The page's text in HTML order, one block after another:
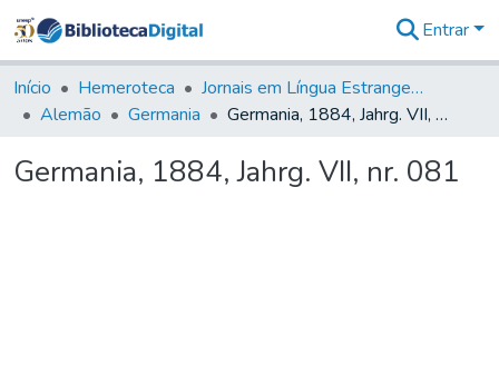
&
Coleções
Tudo na
Digital
Entrar
Início Hemeroteca
Jornais em Língua Estrangeira
Alemão
Germania Germania, 1884, Jahrg. VII, nr. 081
Germania, 1884, Jahrg. VII, nr. 081